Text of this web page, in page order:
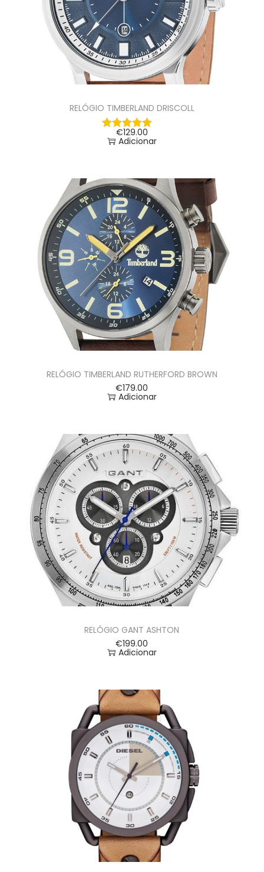
RELÓGIO TIMBERLAND DRISCOLL
€129.00
Adicionar
RELÓGIO TIMBERLAND RUTHERFORD BROWN
€179.00
Adicionar
RELÓGIO GANT ASHTON
€199.00
Adicionar